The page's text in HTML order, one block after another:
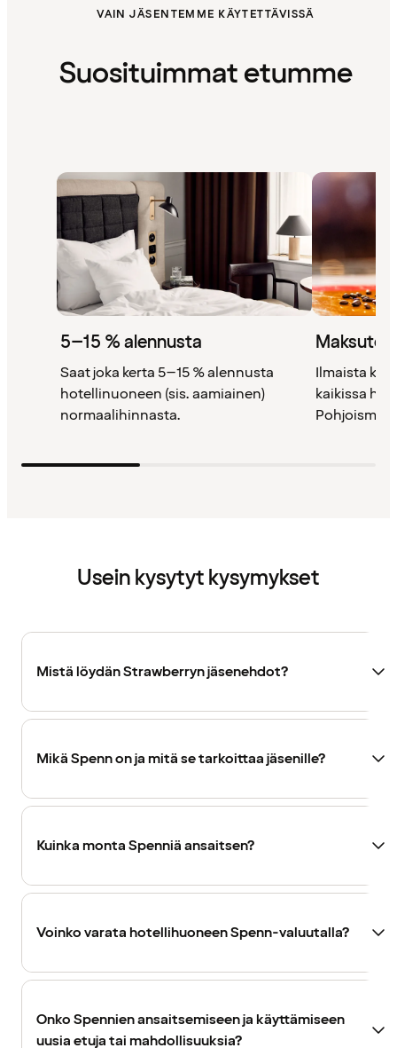
VAIN JÄSENTEMME KÄYTETTÄVISSÄ
Suosituimmat etumme
5–15 % alennusta
Saat joka kerta 5–15 % alennusta
hotellinuoneen (sis. aamiainen)
normaalihinnasta.
Ilmaista
kaikissa
Usein kysytyt kysymykset
Mistä löydän Strawberryn jäsenehdot?
Mikä Spenn on ja mitä se tarkoittaa jäsenille?
Kuinka monta Spenniä ansaitsen?
Voinko varata hotellihuoneen Spenn-valuutalla?
Onko Spennien ansaitsemiseen ja käyttämiseen
uusia etuja tai mahdollisuuksia?